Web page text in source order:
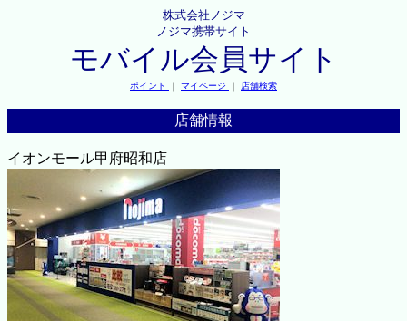
株式会社ノジマ
ノジマ携帯サイト
モバイル会員サイト
ポイント ｜ マイページ ｜ 店舗検索
店舗情報
イオンモール甲府昭和店